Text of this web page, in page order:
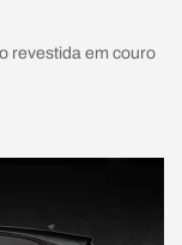
revestida em couro